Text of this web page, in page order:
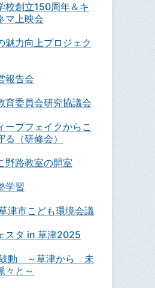
校創立150周年＆キ
マ上映会
魅力向上プロジェク
報告会
育委員会研究協議会
ープフェイクからこ
る（研修会）
野路教室の開室
学習
津市こども環境会議
スタ in 草津2025
動 ～草津から 未
と～